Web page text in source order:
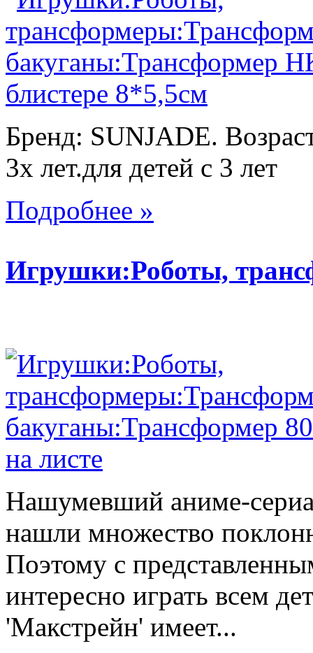
Бренд: SUNJADE.
3х лет.для детей с 3 лет
Подробнее »
Игрушки:Роботы,
Нашумевший аниме-
нашли множество
Поэтому с
интересно играть всем
'Макстрейн' имеет...